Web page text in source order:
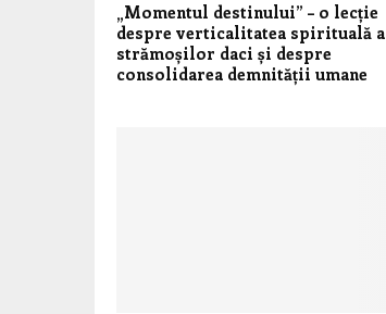
„Momentul destinului” – o lecție
despre verticalitatea spirituală a
strămoșilor daci și despre
consolidarea demnității umane